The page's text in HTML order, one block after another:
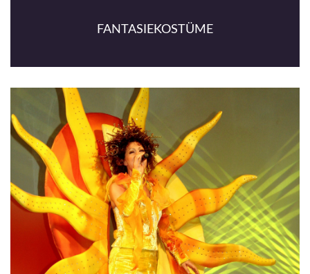
FANTASIEKOSTÜME